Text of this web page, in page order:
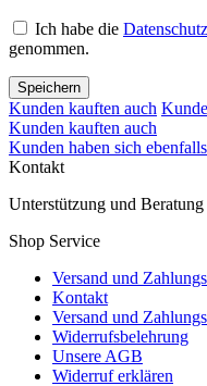
Ich habe die
genommen.
Speichern
Kunden kauften auch
Kunden kauften auch
Kunden haben sich
Kontakt
Unterstützung und
Shop Service
Versand und
Kontakt
Versand und
Widerrufsbelehrung
Unsere AGB
Widerruf erklären